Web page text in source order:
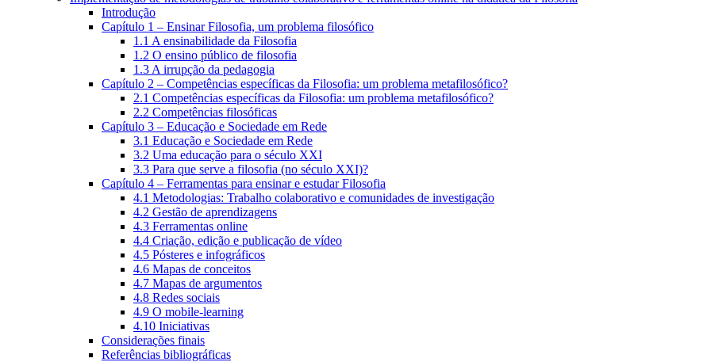
Introdução
Capítulo 1 – Ensinar Filosofia, um problema filosófico
1.1 A ensinabilidade da Filosofia
1.2 O ensino público de filosofia
1.3 A irrupção da pedagogia
Capítulo 2 – Competências específicas da Filosofia: um problema metafilosófico?
2.1 Competências específicas da Filosofia: um problema metafilosófico?
2.2 Competências filosóficas
Capítulo 3 – Educação e Sociedade em Rede
3.1 Educação e Sociedade em Rede
3.2 Uma educação para o século XXI
3.3 Para que serve a filosofia (no século XXI)?
Capítulo 4 – Ferramentas para ensinar e estudar Filosofia
4.1 Metodologias: Trabalho colaborativo e comunidades de investigação
4.2 Gestão de aprendizagens
4.3 Ferramentas online
4.4 Criação, edição e publicação de vídeo
4.5 Pósteres e infográficos
4.6 Mapas de conceitos
4.7 Mapas de argumentos
4.8 Redes sociais
4.9 O mobile-learning
4.10 Iniciativas
Considerações finais
Referências bibliográficas